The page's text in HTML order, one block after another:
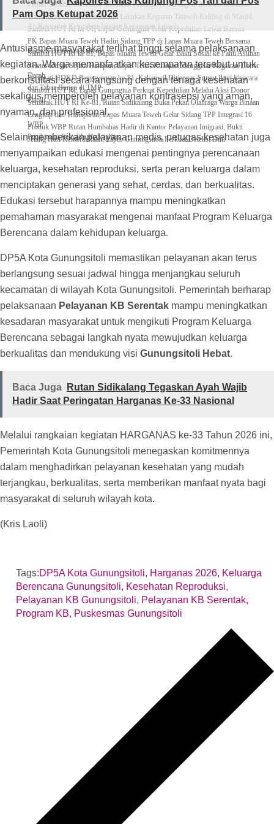
Kemenko PMK Gandeng Beberapa Intansi
Peduli Sesama, Menekraf Tekankan Pentingnya Berbagi di Momen Ramadan
Wali Kota Bekasi, Tri Adhianto Lakukan Kegiatan Tarawih Keliling di Masjid
Ar-Rosyadah Kelurahan Jatirasa Kecamatan Jatiasih
Sambut HUT RI ke-81, Lapas Gunungtua Tebar Kepedulian Lewat Bansos
‎PK Bapas Muara Teweh Hadiri Sidang TPP di Lapas Muara Teweh Bersama
Kanwil Ditjenpas Kalteng
‎Sambut HUT RI ke 81, Bapas Muara Teweh Gelar Bakti Sosial ke Panti Asuhan
Setetes Darah Sejuta Harapan, Lapas Teluk Kuantan Menggelar Kegiatan Donor
Darah
Peringati HDKD Pengayoman ke-81, Kakanwil Ditjenpas Sumut Ikuti Upacara
dan Tabur Bunga di TMP
Sambut HUT RI, Lapas Gunungtua Perkuat Kepedulian Melalui Aksi Donor
Darah
Semarak HUT RI Ke-81, Rutan Sidikalang Buka Pekan Olahraga Warga Binaan
Lengkap dan Transparan, Lapas Muara Teweh Gelar Sidang TPP Integrasi 16
WBP
Produk WBP Rutan Humbahas Hadir di Kantor Pelayanan Imigrasi, Bukti
Pembinaan Semakin Berkualitas
Jelang Hari Kemerdekaan, Lapas Gunungsitoli Perkuat Deteksi Dini
Pam Ops Ketupat 2026
Antusiasme masyarakat terlihat tinggi selama pelaksanaan
kegiatan. Warga memanfaatkan kesempatan tersebut untuk
berkonsultasi secara langsung dengan tenaga kesehatan
sekaligus memperoleh pelayanan kontrasepsi yang aman,
nyaman, dan profesional.
Selain memberikan pelayanan medis, petugas kesehatan juga
menyampaikan edukasi mengenai pentingnya perencanaan
keluarga, kesehatan reproduksi, serta peran keluarga dalam
menciptakan generasi yang sehat, cerdas, dan berkualitas.
Edukasi tersebut harapannya mampu meningkatkan
pemahaman masyarakat mengenai manfaat Program Keluarga
Berencana dalam kehidupan keluarga.
DP5A Kota Gunungsitoli memastikan pelayanan akan terus
berlangsung sesuai jadwal hingga menjangkau seluruh
kecamatan di wilayah Kota Gunungsitoli. Pemerintah berharap
pelaksanaan Pelayanan KB Serentak mampu meningkatkan
kesadaran masyarakat untuk mengikuti Program Keluarga
Berencana sebagai langkah nyata mewujudkan keluarga
berkualitas dan mendukung visi Gunungsitoli Hebat.
Baca Juga
Rutan Sidikalang Tegaskan Ayah Wajib
Hadir Saat Peringatan Harganas Ke-33 Nasional
Melalui rangkaian kegiatan HARGANAS ke-33 Tahun 2026 ini,
Pemerintah Kota Gunungsitoli menegaskan komitmennya
dalam menghadirkan pelayanan kesehatan yang mudah
terjangkau, berkualitas, serta memberikan manfaat nyata bagi
masyarakat di seluruh wilayah kota.
(Kris Laoli)
Tags:DP5A Kota Gunungsitoli, Harganas 2026, Keluarga
Berencana Gunungsitoli, Kesehatan Reproduksi,
Pelayanan KB Gunungsitoli, Pelayanan KB Serentak,
Program KB, Puskesmas Gunungsitoli